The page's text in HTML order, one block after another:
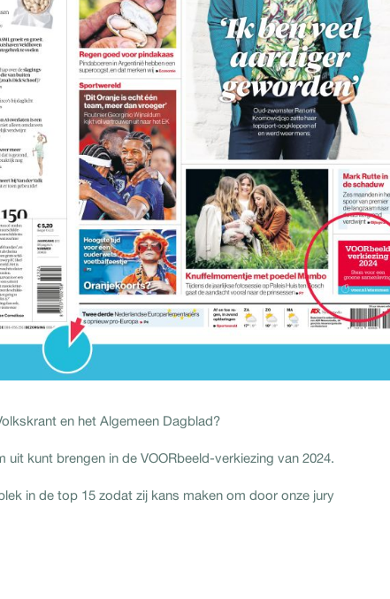
en het Algemeen Dagblad?
uit kunt brengen in de VOORbeeld-verkiezing van 2024.
in de top 15 zodat zij kans maken om door onze jury